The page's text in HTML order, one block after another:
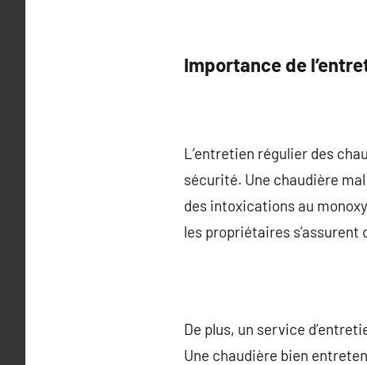
Importance de
L’entretien régulier des
sécurité. Une chaudière
des intoxications au
les propriétaires
De plus, un service
Une chaudière bien